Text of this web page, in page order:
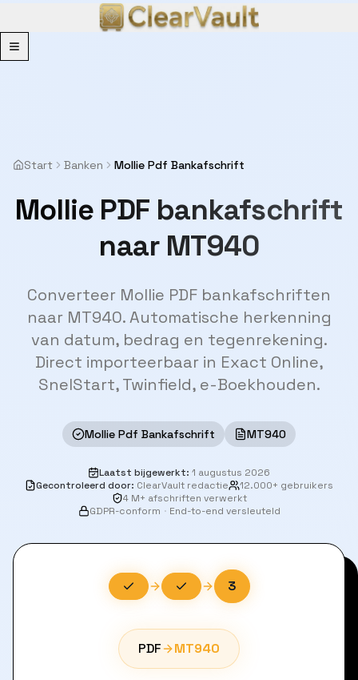
Menu
Start Banken Mollie Pdf Bankafschrift
Mollie PDF bankafschrift
naar MT940
Converteer Mollie PDF bankafschriften
naar MT940. Automatische herkenning
van datum, bedrag en tegenrekening.
Direct importeerbaar in Exact Online,
SnelStart, Twinfield, e-Boekhouden.
Mollie Pdf Bankafschrift MT940
Laatst bijgewerkt: 1 augustus 2026
Gecontroleerd door: ClearVault redactie
12.000+ gebruikers
4 M+ afschriften verwerkt
GDPR-conform · End-to-end versleuteld
3
PDF MT940